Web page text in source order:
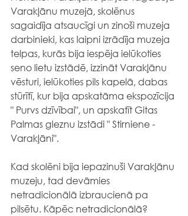
Varakļānu muzejā, skolēnus
sagaidīja atsaucīgi un zinoši muzeja
darbinieki, kas laipni izrādīja muzeja
telpas, kurās bija iespēja ielūkoties
seno lietu izstādē, izzināt Varakļānu
vēsturi, ielūkoties pils kapelā, dabas
stūrītī, kur bija apskatāma ekspozīcija
" Purvs dzīvībai", un apskatīt Gitas
Palmas gleznu izstādi " Stirniene -
Varakļāni".
Kad skolēni bija iepazinuši Varakļānu
muzeju, tad devāmies
netradicionālā izbraucienā pa
pilsētu. Kāpēc netradicionālā?